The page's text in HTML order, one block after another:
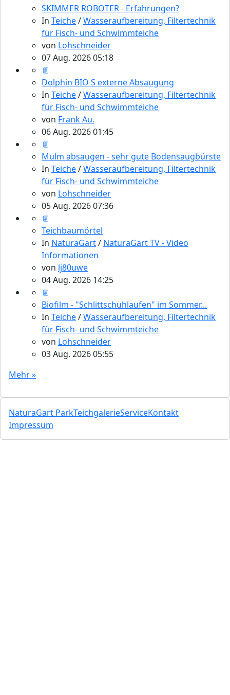
SKIMMER ROBOTER - Erfahrungen?
In Teiche/Wasseraufbereitung, Filtertechnik
für Fisch- und Schwimmteiche
von Lohschneider
07 Aug. 2026 05:18
Dolphin BIO S externe Absaugung
In Teiche/Wasseraufbereitung, Filtertechnik
für Fisch- und Schwimmteiche
von Frank Au.
06 Aug. 2026 01:45
Mulm absaugen - sehr gute Bodensaugbürste
In Teiche/Wasseraufbereitung, Filtertechnik
für Fisch- und Schwimmteiche
von Lohschneider
05 Aug. 2026 07:36
Teichbaumörtel
In NaturaGart/ NaturaGart TV - Video
Informationen
von lj80uwe
04 Aug. 2026 14:25
Biofilm - "Schlittschuhlaufen" im Sommer...
In Teiche/Wasseraufbereitung, Filtertechnik
für Fisch- und Schwimmteiche
von Lohschneider
03 Aug. 2026 05:55
Mehr »
NaturaGart ParkTeichgalerieServiceKontakt
Impressum